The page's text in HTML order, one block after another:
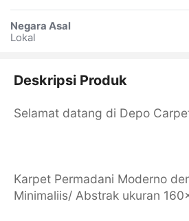
Negara Asal
Lokal
Deskripsi Produk
Selamat datang di Depo
Karpet Permadani Moderno
Minimaliis/ Abstrak ukuran